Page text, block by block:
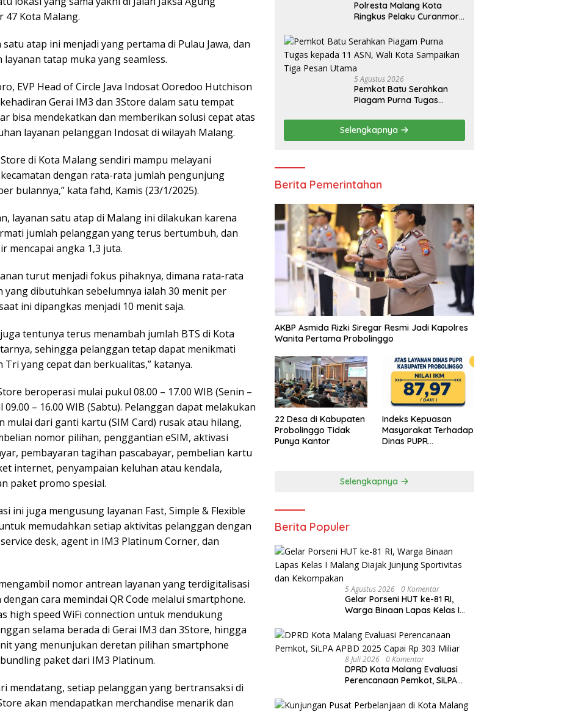
Kota Malang.
atap ini menjadi yang pertama di Pulau Jawa, dan
layanan tatap muka yang seamless.
EVP Head of Circle Java Indosat Ooredoo Hutchison
Gerai IM3 dan 3Store dalam satu tempat
bisa mendekatkan dan memberikan solusi cepat atas
layanan pelanggan Indosat di wilayah Malang.
di Kota Malang sendiri mampu melayani
dengan rata-rata jumlah pengunjung
bulannya,” kata fahd, Kamis (23/1/2025).
layanan satu atap di Malang ini dilakukan karena
jumlah pelanggan yang terus bertumbuh, dan
mencapai angka 1,3 juta.
turut menjadi fokus pihaknya, dimana rata-rata
yang dibutuhkan sebelumnya ialah 30 menit per
ini dipangkas menjadi 10 menit saja.
tentunya terus menambah jumlah BTS di Kota
sehingga pelanggan tetap dapat menikmati
Tri yang cepat dan berkualitas,” katanya.
beroperasi mulai pukul 08.00 – 17.00 WIB (Senin –
09.00 – 16.00 WIB (Sabtu). Pelanggan dapat melakukan
mulai dari ganti kartu (SIM Card) rusak atau hilang,
nomor pilihan, penggantian eSIM, aktivasi
pembayaran tagihan pascabayar, pembelian kartu
internet, penyampaian keluhan atau kendala,
paket promo spesial.
ini juga mengusung layanan Fast, Simple & Flexible
memudahkan setiap aktivitas pelanggan dengan
desk, agent in IM3 Platinum Corner, dan
nomor antrean layanan yang terdigitalisasi
cara memindai QR Code melalui smartphone.
high speed WiFi connection untuk mendukung
selama berada di Gerai IM3 dan 3Store, hingga
yang menunjukan deretan pilihan smartphone
paket dari IM3 Platinum.
mendatang, setiap pelanggan yang bertransaksi di
akan mendapatkan merchandise menarik dan
Polresta Malang Kota
Ringkus Pelaku Curanmor,
Pelajar Asal Sumenep
5 Agustus 2026
Pemkot Batu Serahkan
Piagam Purna Tugas
Sampaikan Tiga Pesan
Utama
Selengkapnya
Berita Pemerintahan
AKBP Asmida Rizki Siregar Resmi Jadi Kapolres
Wanita Pertama Probolinggo
22 Desa di Kabupaten
Probolinggo Tidak
Punya Kantor
Indeks Kepuasan
Masyarakat Terhadap
Dinas PUPR
Selengkapnya
Berita Populer
5 Agustus 2026 0 Komentar
Gelar Porseni HUT ke-81 RI,
Warga Binaan Lapas Kelas I
Sportivitas dan Kekompakan
8 Juli 2026 0 Komentar
DPRD Kota Malang Evaluasi
Perencanaan Pemkot, SiLPA